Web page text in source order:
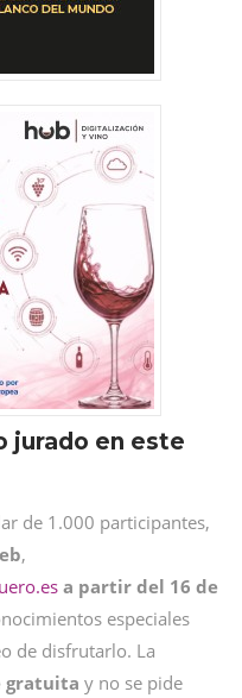
jurado en este
de 1.000 participantes,
,
a partir del 16 de
especiales
de disfrutarlo. La
gratuita y no se pide